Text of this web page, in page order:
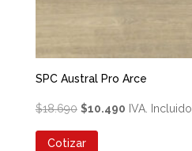
SPC Austral Pro Arce
$18.690 El
original
$10.490ElIVA. Incluido
Cotizar